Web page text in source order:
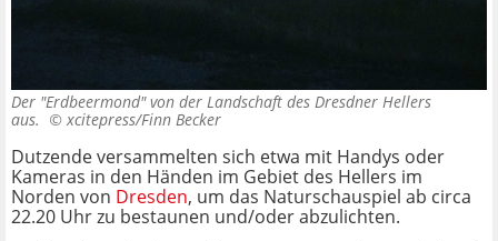
Der "Erdbeermond" von der Landschaft des Dresdner Hellers
aus. © xcitepress/Finn Becker
Dutzende versammelten sich etwa mit Handys oder
Kameras in den Händen im Gebiet des Hellers im
Norden von Dresden, um das Naturschauspiel ab circa
22.20 Uhr zu bestaunen und/oder abzulichten.